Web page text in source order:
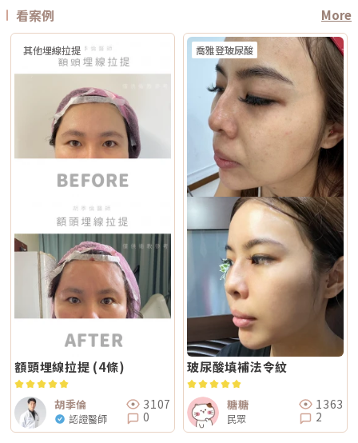
八歲者不建議未成年人接受此類治療，除非有醫療必要且經監護人與專業醫
雷射有什麼最大差別？Reepot 的能量作用以機械式震動為主，而非傳統以
熱破壞色素為核心的方式，因此對周邊組織較為溫和，修復期相對短。搭配
AI 智慧影像分析與低溫保護，可讓能量更集中在斑點本身，減少熱擴散造成
的紅腫或反黑風險。對於需要更加精準、可控的淺層色素改善者，是較新的
治療選擇。Q2：一次療程能看到效果嗎？需要做幾次比較理想？淺層曬
斑、雀斑在單次治療後多半能看到初步變化；但深層或混合型色素通常需要
多次治療，效果會以「循序淡化」的方式呈現。實際次數與間隔仍須依個人
膚況並由醫師評估調整。Q3：Reepot 是否有反黑風險？術後該注意什麼？
任何除斑型雷射都可能有反黑風險，但 Reepot 因熱傷害較低、加上冷卻系
統保護，發生率較低。術後的關鍵在於防曬和保濕，尤其治療後一週避免曝
曬、蒸氣、刺激性保養品。若依照術後指示照護，能大幅降低色素反應的機
會。Q4：敏感肌或薄皮膚適合做 Reepot 嗎？Reepot 的能量模式相對溫
和，加上冷卻保護，對敏感肌而言較為友善。但敏感肌的特性是屏障本身不
穩定，因此治療前仍需要專業檢視膚況，若正處於發炎、乾裂或紅敏期，建
議先穩定皮膚後再安排療程。Q5：做 Reepot 之後多久可以搭配其他醫美
療程？治療後皮膚需要時間恢復，因此若要搭配保濕導入、水光等溫和療
程，通常約 2～3 週即可視膚況安排；若是皮秒、飛梭、強效換膚或注射等
刺激性較高的項目，建議至少間隔 4 週再評估。適當的間隔能降低反黑與過
度刺激的風險，也讓後續療程效果更穩定。Q6：Reepot 的療程費用大約是
多少？Reepot 的價格會依照治療部位、所需的能量深度、是否搭配其他療
程以及整體規劃次數而有所差異。一般費用多落在一萬至三萬多元之間，但
實際金額仍需依個人斑點狀況與療程組合評估後才能確認。建議先安排諮
詢，由專業醫療人員確認膚況後提供最適合的治療方案與費用。Q7：
Reepot 術後的人工皮需要貼多久？Reepot 治療後會在局部覆蓋人工皮，
主要是保護剛治療的肌膚並協助屏障修復。人工皮不建議自行撕除，多數人
會在約兩週左右回診時，由醫療人員視膚況協助取下。人工皮脫落後，治療
部位的色素也會在這段期間逐漸代謝、變淡。斑點帶來的影響，往往不只是
外觀變化，更讓人感到氣色黯淡、不如以往。隨著醫美技術不斷推陳出新，
Reepot AI 時光雷射為色素治療帶來更精準、可控的方式，讓除斑不再停留
在效果難預測的時代。期望這篇文章能幫助你清楚掌握除斑方向與選擇，在
規劃療程時，也建議由專業醫師根據膚況量身評估，找到最適合、安全的改
善方式。★溫馨提醒★小編要提醒大家，醫療並非單純的商業交易，所有的
療程都伴隨著風險。因此，作為消費者應該謹慎選擇合適的醫療方案，以確
保安全與健康。
可以優先評估音波。 如果同時有鬆和垂：可以和醫師討論電音波搭配。這
也是為什麼現在很多醫師會用「複合式療程」來做規劃。不是每個人都只需
要一種療程，而是要看老化主要發生在哪一層，再決定適合電波、音波，還
是兩者搭配。電波音波可以一起打嗎？可以，但不是每個人都一定需要。電
波和音波作用原理不同，所以在醫師評估下，兩者確實可以搭配。常見做法
是用音波處理深層輪廓拉提，再用電波改善皮膚緊緻與膚質鬆弛，讓效果更
全面。不過，電音波不是「全部打越多越好」。發數、能量、施作順序、間
隔時間，都需要依照個人臉部條件設計。如果臉部脂肪偏少、皮膚偏薄、曾
做過其他療程，或是近期剛打過針劑，更要讓醫師完整評估，避免過度治
療。做電波音波前，要注意哪些事？第一，先判斷自己是哪一種老化問題在
選電波或音波前，先不要急著問「哪個比較好」，而是要先看自己的老化問
題屬於哪一種。臉部老化常見可分成四大類：組織鬆弛下垂、結構性凹陷、
皺紋形成、膚質老化。電波和音波主要處理的是「鬆弛與下垂」這一類問
題。電波偏向改善皮膚鬆弛、細紋與緊緻度；音波偏向改善輪廓下垂、嘴邊
肉與下顎線模糊。但如果是太陽穴凹陷、淚溝、臉頰凹陷這類結構性凹陷，
或是斑點、色素沉澱這類膚質問題，單靠電波或音波不一定能解決，需要搭
配其他療程評估。第二，不要只看價格，更要看療程規劃是否合理電波音波
的價格會受到儀器種類、探頭、發數、施作部位、能量設定與診所規劃影
響。價格便宜不一定不好，但如果只用價格做決定，很容易忽略真正重要的
事：這療程到底有沒有符合你的臉部狀況？同樣是音波，有人需要加強下顎
線，有人需要處理嘴邊肉；同樣是電波，有人重點在眼周細紋，有人重點在
臉頰鬆弛。規劃不同，效果自然也會不同。所以選療程時，不只要問「多少
錢」，也要問清楚：使用什麼儀器？施作哪些部位？大約發數或治療範圍怎
麼規劃？為什麼我的狀況適合這個療程？第三，確認儀器來源、探頭耗材與
施作人員電波音波屬於能量型醫美療程，安全性和儀器來源、探頭耗材、操
作經驗都有關。建議選擇前可以確認是否為合法原廠認證儀器、是否使用原
廠探頭或合規耗材，以及是否由合格專業醫療人員評估與操作。另外，醫師
的臉部解剖概念與美感判斷也很重要。因為電波音波不是「能量越強越
好」，而是要看你的皮膚厚度、脂肪量、鬆弛程度、臉型比例去調整。過度
治療不一定更漂亮，反而可能不自然或效果不如預期。第四，效果需要時
間，不要用術後當天判斷成敗電波和音波都是透過熱能刺激膠原蛋白反應，
不是做完當天就完成全部效果。部分人術後會先感覺皮膚變緊、輪廓比較
順，但真正的膠原蛋白新生與重組，通常需要數週到數月慢慢發生。所以做
完後不要急著用第一天的樣子判斷有沒有用，也不要因為短期內沒有巨大變
化就立刻否定療程。非侵入式拉提的特色通常是漸進、自然，而不是突然大
幅改變。第五，不要期待一次療程解決所有老化問題臉部老化不是只有皮膚
鬆而已，還可能包含膠原蛋白流失、脂肪位移、骨架支撐變弱、皮膚厚度改
變等不同層次的問題。電波可以改善皮膚緊緻度與膚質，音波可以幫助輪廓
拉提與深層支撐，但它們不一定能取代針劑、填充、雷射、手術或其他療
容積式加熱 療程定位 膚質、細緻、緊緻並重 輪廓、拉提、緊實為主 適合族
冷卻技術 五階七段冷卻系統 分段噴灑冷媒 探頭 雅典娜探頭：臉部 宙斯探
頭：身體 愛神探頭：眼周 紫鑽探頭：臉/四肢 碧眼探頭：眼周 藍鑽探頭：
常較明顯，但依能量、部位與個人耐受度不同 常見效果感受 膚質變細、臉
想加強緊緻、抗老、輪廓型 原理差異：單極、雙極到底是什麼？很多人看
到「單極」、「雙極」會覺得很難懂，其實可以用生活化的方式理解。單極
電波：像是把熱能傳遞到較深、較廣的範圍，主要作用於較深層皮膚組織
（以真皮層為主），常被用於緊緻與支撐感相關需求。鳳凰電波即屬於單極
射頻應用。雙極電波：則是將能量集中在兩個電極之間，作用範圍相對較
淺，較常被用於膚質細緻、表層改善等需求。無雙電波的特色，在於將單極
與雙極兩種模式結合於同一療程設計中。根據官方資料，DENSITY 可透過
不同射頻模式，將能量分別作用於深層與淺層皮膚。因此，兩者並不是「誰
比較高級」，而是設計邏輯不同。若主要需求為輪廓拉提與緊緻，單極射頻
為主的療程通常較符合需求；若希望同時兼顧膚質細緻與輕度緊緻，複合式
電波療程則可能更具彈性。效果差異：拉提感、緊緻感、膚質感不一樣1. 拉
提感如果你的主要困擾是「臉部鬆弛」、「下顎線不清楚」或「嘴邊肉變明
顯」，鳳凰電波通常是較常被討論的選項之一。其應用多與輪廓緊緻與鬆弛
改善相關，常見於臉部、眼周與身體的緊緻與平滑需求。2. 膚質感如果你的
問題不是明顯鬆弛，而是「皮膚看起來粗」、「毛孔明顯」、「妝感不服
貼」或整體氣色較疲累，無雙電波的複合式能量設計相對較符合這類需求。
除了緊緻效果外，也常被用於膚質細緻與整體質感提升，因此常被市場定位
為入門型抗老或精緻型電波療程。3. 自然度兩者都屬於非侵入式療程，因此
通常不會像手術或填充療程一樣產生立即的結構性改變，效果多半呈現為漸
進式、自然型。常見的效果訴求差異在於：鳳凰電波多偏向輪廓線條與緊緻
感的提升；無雙電波則較偏向整體膚質細緻、緊實與光澤感的改善。哪一種
比較痛？無雙電波真的比較不痛嗎？疼痛感是很多人選療程時最在意的問
題。以療程設計來看，鳳凰電波因為以單極射頻為主，能量感通常會比較明
顯。部分人會形容為熱、刺、酸、脹，尤其在骨感較明顯或皮膚較薄的位
置，感受可能更強。無雙電波則因為設計上有SAC智能冷卻系統與RIC即時
阻抗偵測補償系統等設計，因此為舒適度較高的電波療程。但這裡要講清
楚：不痛不代表完全沒感覺，舒適也不代表每個人都一樣。疼痛感會受到很
多因素影響，包括： 個人耐痛程度 施作部位 能量設定 是否敷麻 醫師手法
皮膚厚薄與骨感程度 當天身體狀態所以比較精準的說法是：無雙電波通常
被定位為舒適度較佳；鳳凰電波能量感通常較明顯。但實際感受仍需依個人
狀況而定。常見迷思一：鳳凰電波一定比無雙電波強嗎？不一定。「強」要
https://www.instagram.com/drdeungskinclinic/張英睿皮膚專科診所地
址：新北市板橋區文化路一段118號電話：(02)-2250-6065LINE：
@xat.0000195926.1nzhttps://page.line.me/xat.0000195926.1nz?
看案例 More
其他埋線拉提
額頭埋線拉提 (4條)
胡季倫
認證醫師
3107
0
喬雅登玻尿酸
玻尿酸填補法令紋
糖糖
民眾
1363
2